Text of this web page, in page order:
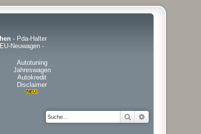
- Pda-Halter
EU-Neuwagen -
Autotuning
Jahreswagen
Autokredit
Disclaimer
Suche